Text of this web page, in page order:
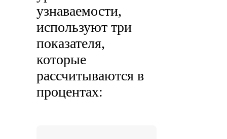
узнаваемости,
используют три
показателя,
которые
рассчитываются в
процентах: